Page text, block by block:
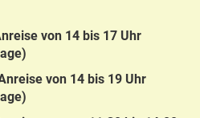
14 bis 17 Uhr
von 14 bis 19 Uhr